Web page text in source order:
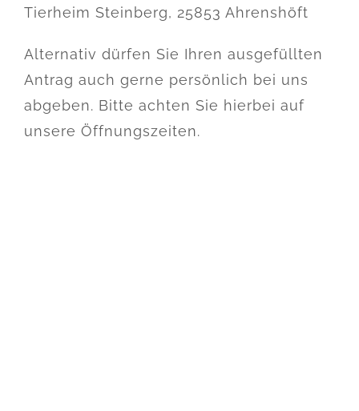
Tierheim Steinberg, 25853 Ahrenshöft
Alternativ dürfen Sie Ihren ausgefüllten
Antrag auch gerne persönlich bei uns
abgeben. Bitte achten Sie hierbei auf
unsere Öffnungszeiten.